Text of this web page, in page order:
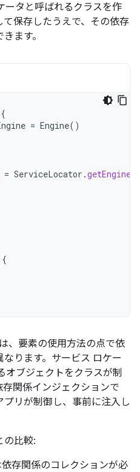
ータ と呼ばれるクラスを作
保存したうえで、その依存
ます。
{
= Engine()
= ServiceLocator .getEngine
{
、要素の使用方法の点で依
ります。サービス ロケー
オブジェクトをクラスが制
関係インジェクションで
リが制御し、事前に注入し
の比較:
存関係のコレクションが必